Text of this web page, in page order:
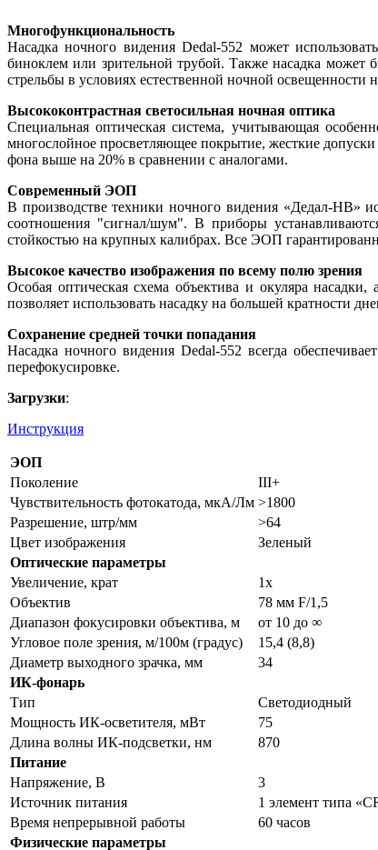
Многофункциональность
Насадка ночного видения Dedal-552 может
биноклем или зрительной трубой. Также насадка может
стрельбы в условиях естественной ночной освещенности
Высококонтрастная светосильная ночная оптика
Специальная оптическая система, учитывающая
многослойное просветляющее покрытие, жесткие
фона выше на 20% в сравнении с аналогами.
Современный ЭОП
В производстве техники ночного видения «Дедал-НВ»
соотношения "сигнал/шум". В приборы
стойкостью на крупных калибрах. Все ЭОП
Высокое качество изображения по всему полю зрения
Особая оптическая схема объектива и окуляра
позволяет использовать насадку на большей кратности
Сохранение средней точки попадания
Насадка ночного видения Dedal-552 всегда
перефокусировке.
Загрузки:
Инструкция
ЭОП
Поколение
III+
Чувствительность фотокатода, мкА/Лм >1800
Разрешение, штр/мм
>64
Цвет изображения
Зеленый
Оптические параметры
Увеличение, крат
1x
Объектив
78 мм F/1,5
Диапазон фокусировки объектива, м
от 10 до ∞
Угловое поле зрения, м/100м (градус)
15,4 (8,8)
Диаметр выходного зрачка, мм
34
ИК-фонарь
Тип
Светодиодный
Мощность ИК-осветителя, мВт
75
Длина волны ИК-подсветки, нм
870
Питание
Напряжение, В
3
Источник питания
1 элемент типа
Время непрерывной работы
60 часов
Физические параметры